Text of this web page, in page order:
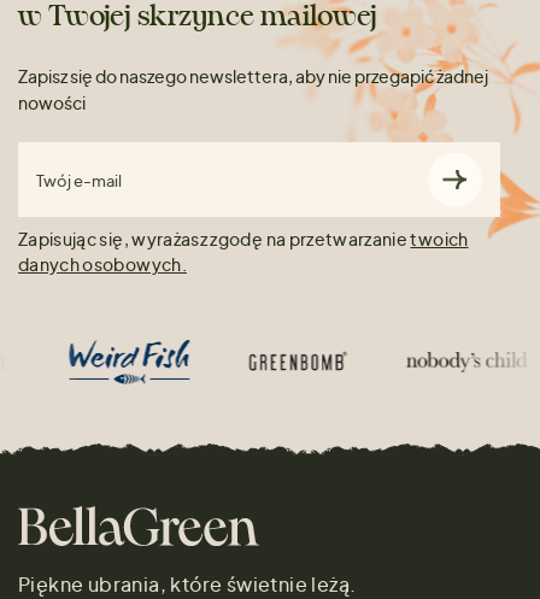
w Twojej skrzynce mailowej
Zapisz się do naszego newslettera, aby nie przegapić żadnej
nowości
Twój e-mail
Zapisując się, wyrażasz zgodę na przetwarzanietwoich
danych osobowych.
Piękne ubrania, które świetnie leżą.